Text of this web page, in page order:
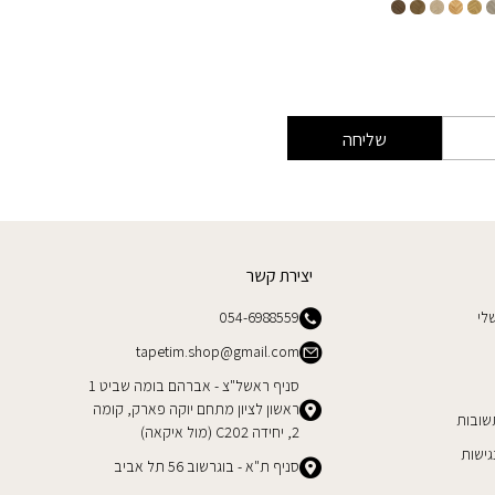
שליחה
יצירת קשר
054-6988559
tapetim.shop@gmail.com
סניף ראשל"צ - אברהם בומה שביט 1
ראשון לציון מתחם יוקה פארק, קומה
2, יחידה C202 (מול איקאה)
סניף ת"א - בוגרשוב 56 תל אביב